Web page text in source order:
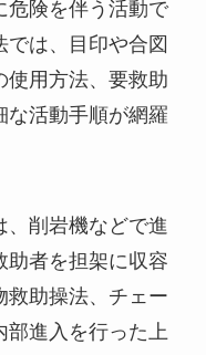
危険を伴う活動で
は、目印や合図
使用方法、要救助
な活動手順が網羅
、削岩機などで進
助者を担架に収容
救助操法、チェー
部進入を行った上